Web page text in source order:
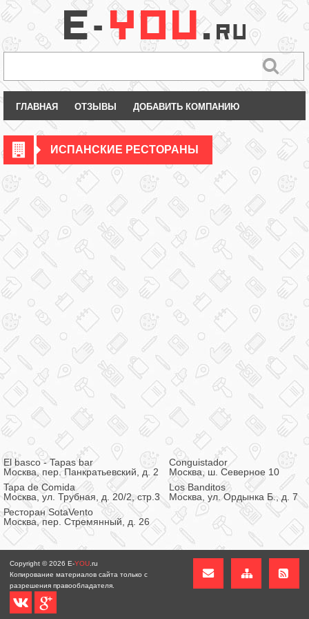
ГЛАВНАЯ ОТЗЫВЫ ДОБАВИТЬ КОМПАНИЮ
ИСПАНСКИЕ РЕСТОРАНЫ
El basco - Tapas bar
Москва, пер. Панкратьевский, д. 2
Conguistador
Москва, ш. Северное 10
Tapa de Сomida
Москва, ул. Трубная, д. 20/2, стр.3
Los Banditos
Москва, ул. Ордынка Б., д. 7
Ресторан SotaVento
Москва, пер. Стремянный, д. 26
Copyright © 2026 E-YOU .ru
Копирование материалов сайта только с
разрешения правообладателя.